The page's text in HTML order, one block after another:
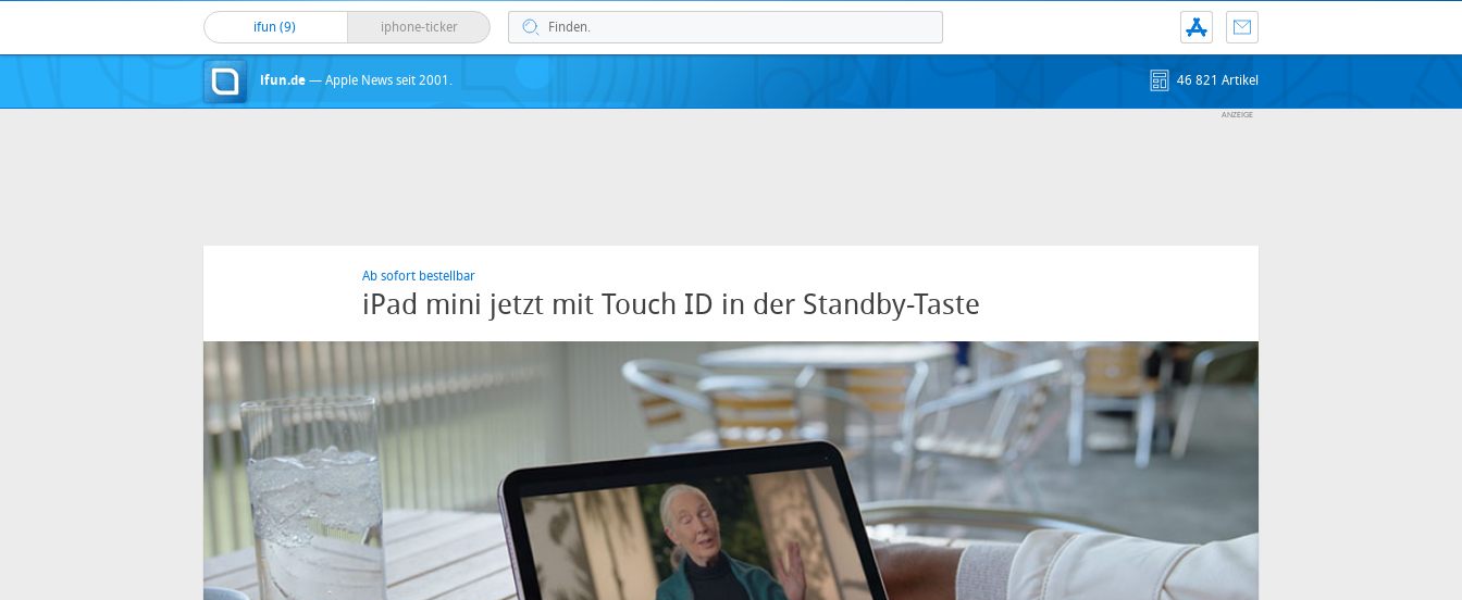
ifun (9) iphone-ticker
ifun.de — Apple News seit 2001. 46 821 Artikel
Ab sofort bestellbar
iPad mini jetzt mit Touch ID in der Standby-Taste